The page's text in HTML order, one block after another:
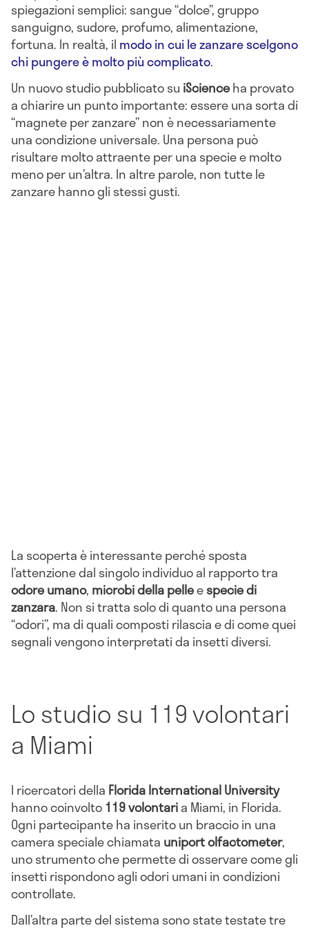
spiegazioni semplici: sangue “dolce”, gruppo
sanguigno, sudore, profumo, alimentazione,
fortuna. In realtà, il modo in cui le zanzare scelgono
chi pungere è molto più complicato.
Un nuovo studio pubblicato su iScienceha provato
a chiarire un punto importante: essere una sorta di
“magnete per zanzare” non è necessariamente
una condizione universale. Una persona può
risultare molto attraente per una specie e molto
meno per un’altra. In altre parole, non tutte le
zanzare hanno gli stessi gusti.
La scoperta è interessante perché sposta
l’attenzione dal singolo individuo al rapporto tra
odore umano, microbi della pelleespecie di
zanzara. Non si tratta solo di quanto una persona
“odori”, ma di quali composti rilascia e di come quei
segnali vengono interpretati da insetti diversi.
Lo studio su 119 volontari
a Miami
I ricercatori della Florida International University
hanno coinvolto 119 volontaria Miami, in Florida.
Ogni partecipante ha inserito un braccio in una
camera speciale chiamata uniport olfactometer,
uno strumento che permette di osservare come gli
insetti rispondono agli odori umani in condizioni
controllate.
Dall’altra parte del sistema sono state testate tre